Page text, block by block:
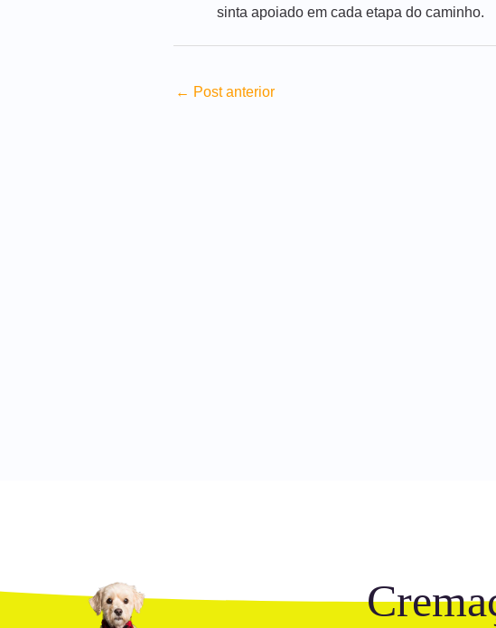
sinta apoiado em cada etapa do caminho.
← Post anterior